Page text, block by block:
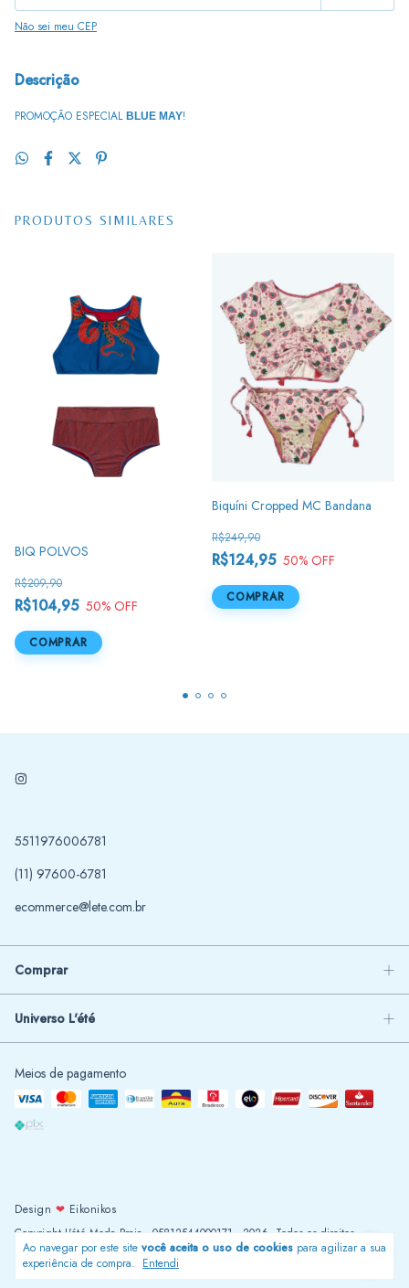
Ao navegar por este site você aceita o uso de cookies para agilizar a sua
experiência de compra. Entendi
Não sei meu CEP
Descrição
PROMOÇÃO ESPECIAL BLUE MAY!
PRODUTOS SIMILARES
BIQ POLVOS
R$104,95
R$209,90
50% OFF
COMPRAR
Biquíni Cropped MC Bandana
R$124,95
R$249,90
50% OFF
COMPRAR
5511976006781
(11) 97600-6781
ecommerce@lete.com.br
Comprar
Universo L'été
Meios de pagamento
Design ❤ Eikonikos
Copyright L'été Moda Praia - 05812544000171 - 2026. Todos os direitos
reservados.